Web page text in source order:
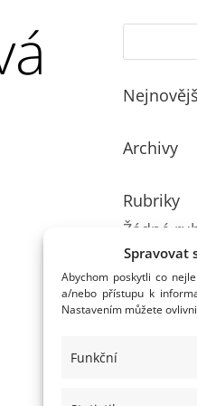
Spravovat
Abychom poskytli co
a/nebo přístupu k
Nastavením můžete
Funkční
Archivy
Rubriky
Žádné